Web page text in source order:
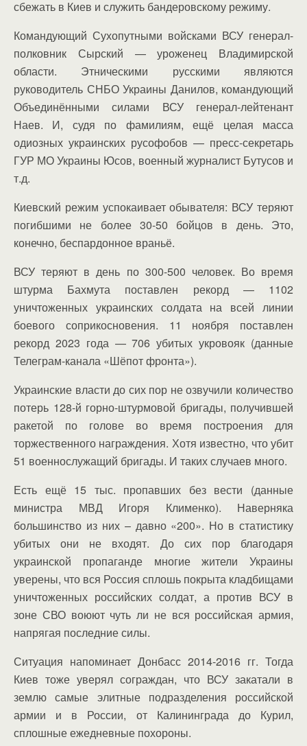
сбежать в Киев и служить бандеровскому режиму.
Командующий Сухопутными войсками ВСУ генерал-
полковник Сырский — уроженец Владимирской
области. Этническими русскими являются
руководитель СНБО Украины Данилов, командующий
Объединёнными силами ВСУ генерал-лейтенант
Наев. И, судя по фамилиям, ещё целая масса
одиозных украинских русофобов — пресс-секретарь
ГУР МО Украины Юсов, военный журналист Бутусов и
т.д.
Киевский режим успокаивает обывателя: ВСУ теряют
погибшими не более 30-50 бойцов в день. Это,
конечно, беспардонное враньё.
ВСУ теряют в день по 300-500 человек. Во время
штурма Бахмута поставлен рекорд — 1102
уничтоженных украинских солдата на всей линии
боевого соприкосновения. 11 ноября поставлен
рекорд 2023 года — 706 убитых укровояк (данные
Телеграм-канала «Шёпот фронта»).
Украинские власти до сих пор не озвучили количество
потерь 128-й горно-штурмовой бригады, получившей
ракетой по голове во время построения для
торжественного награждения. Хотя известно, что убит
51 военнослужащий бригады. И таких случаев много.
Есть ещё 15 тыс. пропавших без вести (данные
министра МВД Игоря Клименко). Наверняка
большинство из них – давно «200». Но в статистику
убитых они не входят. До сих пор благодаря
украинской пропаганде многие жители Украины
уверены, что вся Россия сплошь покрыта кладбищами
уничтоженных российских солдат, а против ВСУ в
зоне СВО воюют чуть ли не вся российская армия,
напрягая последние силы.
Ситуация напоминает Донбасс 2014-2016 гг. Тогда
Киев тоже уверял сограждан, что ВСУ закатали в
землю самые элитные подразделения российской
армии и в России, от Калининграда до Курил,
сплошные ежедневные похороны.